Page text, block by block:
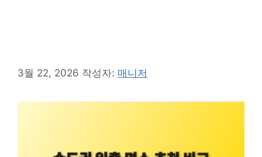
3월 22, 2026 작성자: 매니저